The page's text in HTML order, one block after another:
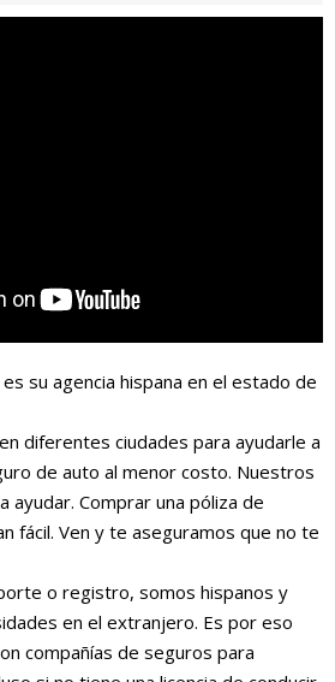
su agencia hispana en el estado de
diferentes ciudades para ayudarle a
de auto al menor costo. Nuestros
ayudar. Comprar una póliza de
fácil. Ven y te aseguramos que no te
o registro, somos hispanos y
en el extranjero. Es por eso
compañías de seguros para